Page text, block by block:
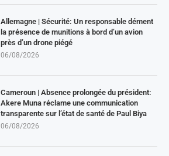
Allemagne | Sécurité: Un responsable dément
la présence de munitions à bord d’un avion
près d’un drone piégé
06/08/2026
Cameroun | Absence prolongée du président:
Akere Muna réclame une communication
transparente sur l’état de santé de Paul Biya
06/08/2026